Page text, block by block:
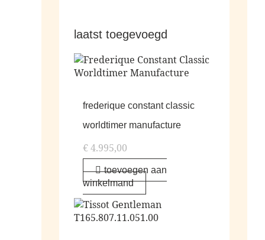
laatst toegevoegd
frederique constant classic
worldtimer manufacture
€4.995,00
toevoegen aan
winkelmand